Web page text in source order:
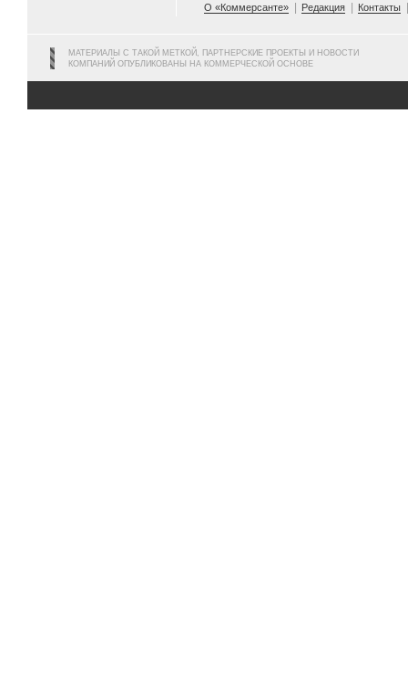
О «Коммерсанте»
Редакция Контакты
МАТЕРИАЛЫ С ТАКОЙ МЕТКОЙ, ПАРТНЕРСКИЕ ПРОЕКТЫ И НОВОСТИ
КОМПАНИЙ ОПУБЛИКОВАНЫ НА КОММЕРЧЕСКОЙ ОСНОВЕ